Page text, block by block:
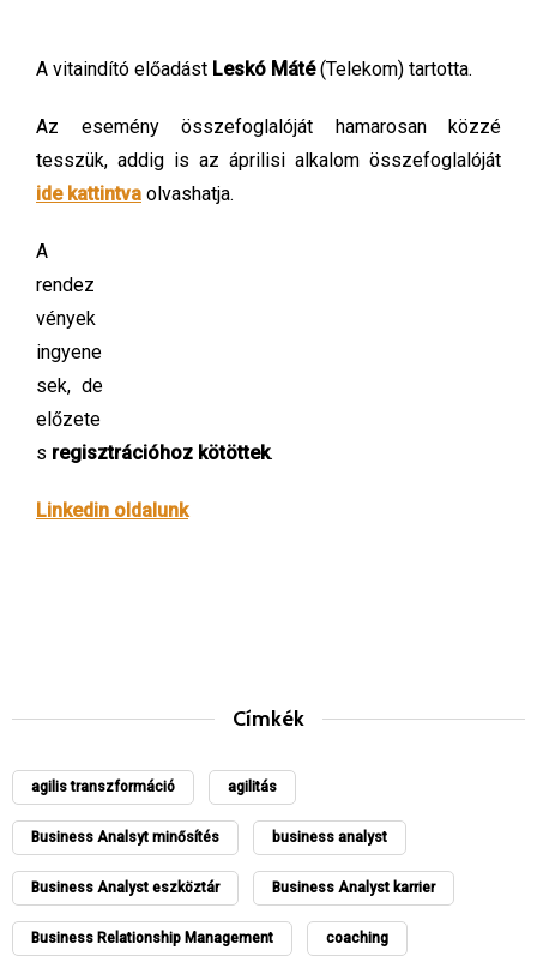
A vitaindító előadást Leskó Máté(Telekom) tartotta.
Az esemény összefoglalóját hamarosan közzé
tesszük, addig is az áprilisi alkalom összefoglalóját
ide kattintva olvashatja.
A
rendez
vények
ingyene
sek, de
előzete
s regisztrációhoz kötöttek.
Linkedin oldalunk
Címkék
agilis transzformáció agilitás
Business Analsyt minősítés business analyst
Business Analyst eszköztár Business Analyst karrier
Business Relationship Management coaching